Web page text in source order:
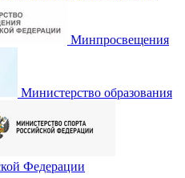
Минпросвещения
Министерство образования
Федерации